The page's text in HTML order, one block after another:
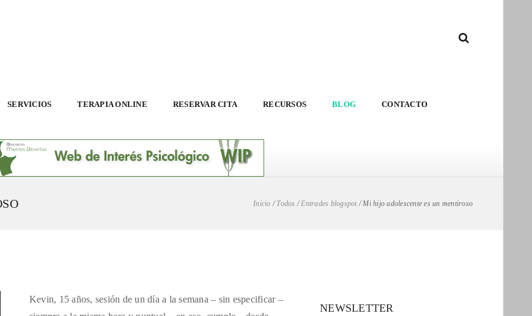
SERVICIOS TERAPIA ONLINE RESERVAR CITA RECURSOS BLOG CONTACTO
Inicio / Todos /Entrades blogspot/Mi hijo adolescente es un mentiroso
Kevin, 15 años, sesión de un día a la semana – sin especificar –
NEWSLETTER